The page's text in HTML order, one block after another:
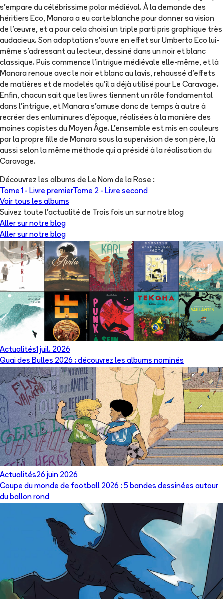
s’empare du célébrissime polar médiéval. À la demande des
héritiers Eco, Manara a eu carte blanche pour donner sa vision
de l’œuvre, et a pour cela choisi un triple parti pris graphique très
audacieux. Son adaptation s’ouvre en effet sur Umberto Eco lui-
même s’adressant au lecteur, dessiné dans un noir et blanc
classique. Puis commence l’intrigue médiévale elle-même, et là
Manara renoue avec le noir et blanc au lavis, rehaussé d’effets
de matières et de modelés qu’il a déjà utilisé pour Le Caravage.
Enfin, chacun sait que les livres tiennent un rôle fondamental
dans l’intrigue, et Manara s’amuse donc de temps à autre à
recréer des enluminures d’époque, réalisées à la manière des
moines copistes du Moyen Âge. L’ensemble est mis en couleurs
par la propre fille de Manara sous la supervision de son père, là
aussi selon la même méthode qui a présidé à la réalisation du
Caravage.
Découvrez les albums de Le Nom de la Rose :
Tome 1 - Livre premierTome 2 - Livre second
Voir tous les albums
Suivez toute l'actualité de Trois fois un sur notre blog
Aller sur notre blog
Aller sur notre blog
Actualités1 juil. 2026
Quai des Bulles 2026 : découvrez les albums nominés
Actualités26 juin 2026
Coupe du monde de football 2026 : 5 bandes dessinées autour
du ballon rond